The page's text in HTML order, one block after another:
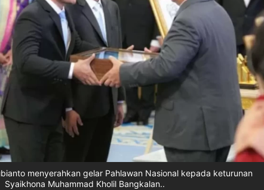
menyerahkan gelar Pahlawan Nasional kepada keturunan
Syaikhona Muhammad Kholil Bangkalan..